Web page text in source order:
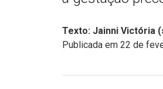
Texto: Jainni Victória
Publicada em 22 de